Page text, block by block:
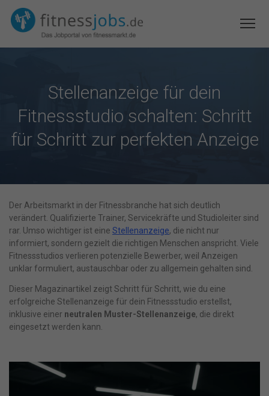
Stellenanzeige für dein
Fitnessstudio schalten: Schritt
für Schritt zur perfekten Anzeige
Der Arbeitsmarkt in der Fitnessbranche hat sich deutlich
verändert. Qualifizierte Trainer, Servicekräfte und Studioleiter sind
rar. Umso wichtiger ist eine Stellenanzeige, die nicht nur
informiert, sondern gezielt die richtigen Menschen anspricht. Viele
Fitnessstudios verlieren potenzielle Bewerber, weil Anzeigen
unklar formuliert, austauschbar oder zu allgemein gehalten sind.
Dieser Magazinartikel zeigt Schritt für Schritt, wie du eine
erfolgreiche Stellenanzeige für dein Fitnessstudio erstellst,
inklusive einer neutralen Muster-Stellenanzeige, die direkt
eingesetzt werden kann.